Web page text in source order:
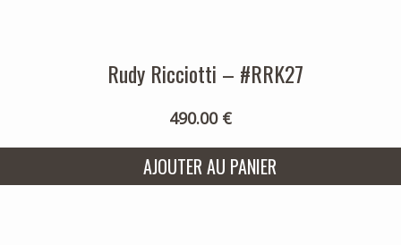
Rudy Ricciotti – #RRK27
490.00 €
AJOUTER AU PANIER